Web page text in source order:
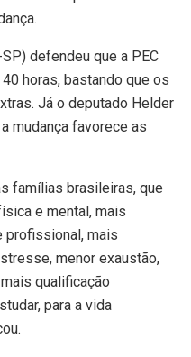
defendeu que a PEC
horas, bastando que os
Já o deputado Helder
mudança favorece as
famílias brasileiras, que
e mental, mais
profissional, mais
menor exaustão,
qualificação
para a vida